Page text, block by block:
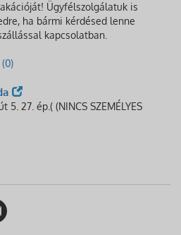
Ügyfélszolgálatuk is
ha bármi kérdésed lenne
kapcsolatban.
5. 27. ép.( (NINCS SZEMÉLYES